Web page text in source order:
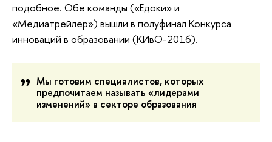
подобное. Обе команды («Едоки» и
«Медиатрейлер») вышли в полуфинал Конкурса
инноваций в образовании (КИвО-2016).
Мы готовим специалистов, которых
предпочитаем называть «лидерами
изменений» в секторе образования